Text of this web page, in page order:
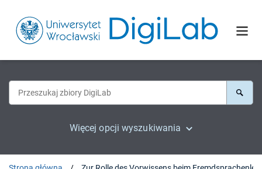
Więcej opcji wyszukiwania